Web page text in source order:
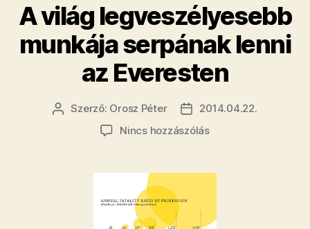
A világ legveszélyesebb
munkája serpának lenni
az Everesten
Bejegyzés
Szerző: Orosz Péter
Bejegyzés
dátuma
2014.04.22.
Nincs hozzászólása(z)
legveszélyesebb
lenni